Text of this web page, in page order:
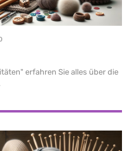
erfahren Sie alles über die